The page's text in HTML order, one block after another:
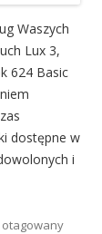
Waszych
Lux 3,
624 Basic
dostępne w
i
otagowany